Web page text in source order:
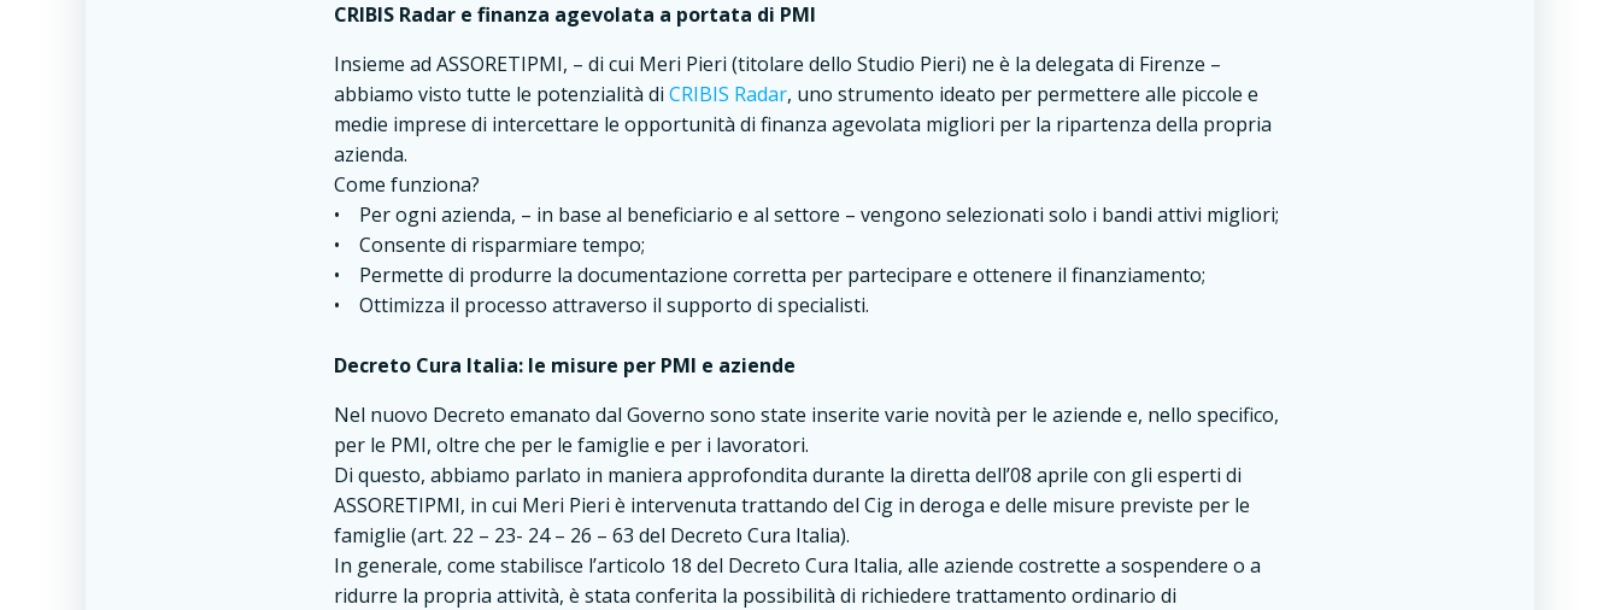
CRIBIS Radar e finanza agevolata a portata di PMI
Insieme ad ASSORETIPMI, – di cui Meri Pieri (titolare dello Studio Pieri) ne è la delegata di Firenze –
abbiamo visto tutte le potenzialità di CRIBIS Radar, uno strumento ideato per permettere alle piccole e
medie imprese di intercettare le opportunità di finanza agevolata migliori per la ripartenza della propria
azienda.
Come funziona?
• Per ogni azienda, – in base al beneficiario e al settore – vengono selezionati solo i bandi attivi migliori;
• Consente di risparmiare tempo;
• Permette di produrre la documentazione corretta per partecipare e ottenere il finanziamento;
• Ottimizza il processo attraverso il supporto di specialisti.
Decreto Cura Italia: le misure per PMI e aziende
Nel nuovo Decreto emanato dal Governo sono state inserite varie novità per le aziende e, nello specifico,
per le PMI, oltre che per le famiglie e per i lavoratori.
Di questo, abbiamo parlato in maniera approfondita durante la diretta dell’08 aprile con gli esperti di
ASSORETIPMI, in cui Meri Pieri è intervenuta trattando del Cig in deroga e delle misure previste per le
famiglie (art. 22 – 23- 24 – 26 – 63 del Decreto Cura Italia).
In generale, come stabilisce l’articolo 18 del Decreto Cura Italia, alle aziende costrette a sospendere o a
ridurre la propria attività, è stata conferita la possibilità di richiedere trattamento ordinario di